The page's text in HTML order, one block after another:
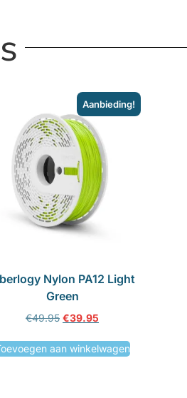
Aanbieding!
Nylon PA12 Light
Green
€49.95 €39.95
aan winkelwagen